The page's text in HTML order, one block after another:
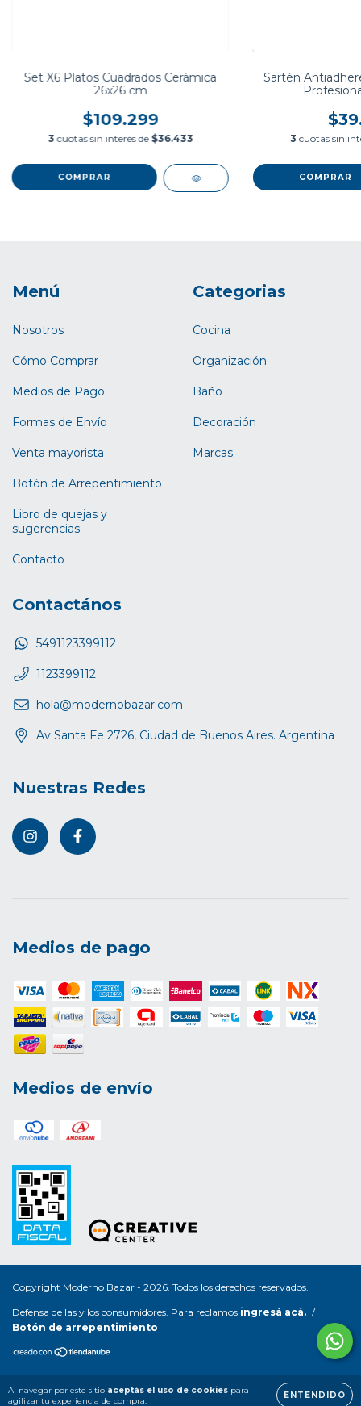
Al navegar por este sitio aceptás el uso de cookies para
agilizar tu experiencia de compra.
ENTENDIDO
Set X6 Platos Cuadrados Cerámica
26x26 cm
$109.299
3 cuotas sin interés de $36.433
Sartén
3 cuotas sin
Menú
Nosotros
Cómo Comprar
Medios de Pago
Formas de Envío
Venta mayorista
Botón de Arrepentimiento
Libro de quejas y
sugerencias
Contacto
Categorias
Cocina
Organización
Baño
Decoración
Marcas
Contactános
5491123399112
1123399112
hola@modernobazar.com
Av Santa Fe 2726, Ciudad de Buenos Aires. Argentina
Nuestras Redes
Medios de pago
Medios de envío
Copyright Moderno Bazar - 2026. Todos los derechos reservados.
Defensa de las y los consumidores. Para reclamos ingresá acá. /
Botón de arrepentimiento